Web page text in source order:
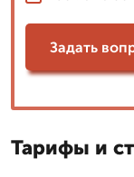
Задать
Тарифы и